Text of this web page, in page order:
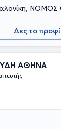
Δες το
ΑΘΗΝΑ